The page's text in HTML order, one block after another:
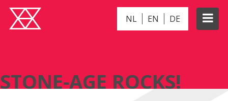
NL EN DE
STONE-AGE ROCKS!